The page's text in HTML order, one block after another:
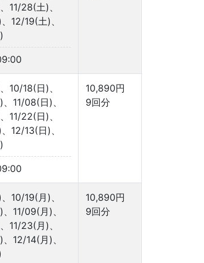
11/28(土)、
12/19(土)、
10/18(日)、
11/08(日)、
11/22(日)、
12/13(日)、
10,890円
9回分
10/19(月)、
11/09(月)、
11/23(月)、
12/14(月)、
10,890円
9回分